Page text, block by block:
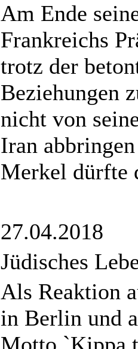
Am Ende
Frankreichs
trotz der
Beziehungen
nicht von
Iran
Merkel dürfte
27.04.2018
Jüdisches
Als Reaktion
in Berlin und